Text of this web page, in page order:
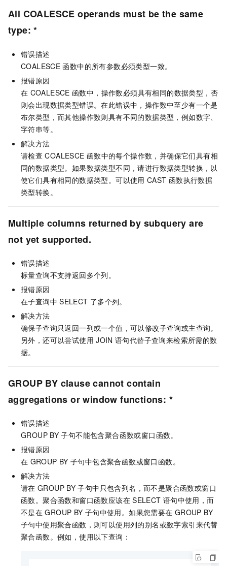
All COALESCE operands must be the same
type: *
错误描述
COALESCE 函数中的所有参数必须类型一致。
报错原因
在 COALESCE 函数中，操作数必须具有相同的数据类型，否
则会出现数据类型错误。在此错误中，操作数中至少有一个是
布尔类型，而其他操作数则具有不同的数据类型，例如数字、
字符串等。
解决方法
请检查 COALESCE 函数中的每个操作数，并确保它们具有相
同的数据类型。如果数据类型不同，请进行数据类型转换，以
使它们具有相同的数据类型。可以使用 CAST 函数执行数据
类型转换。
Multiple columns returned by subquery are
not yet supported.
错误描述
标量查询不支持返回多个列。
报错原因
在子查询中 SELECT 了多个列。
解决方法
确保子查询只返回一列或一个值，可以修改子查询或主查询。
另外，还可以尝试使用 JOIN 语句代替子查询来检索所需的数
据。
GROUP BY clause cannot contain
aggregations or window functions: *
错误描述
GROUP BY 子句不能包含聚合函数或窗口函数。
报错原因
在 GROUP BY 子句中包含聚合函数或窗口函数。
解决方法
请在 GROUP BY 子句中只包含列名，而不是聚合函数或窗口
函数。聚合函数和窗口函数应该在 SELECT 语句中使用，而
不是在 GROUP BY 子句中使用。如果您需要在 GROUP BY
子句中使用聚合函数，则可以使用列的别名或数字索引来代替
聚合函数。例如，使用以下查询：